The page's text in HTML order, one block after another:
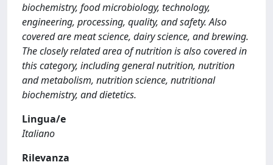
biochemistry, food microbiology, technology,
engineering, processing, quality, and safety. Also
covered are meat science, dairy science, and brewing.
The closely related area of nutrition is also covered in
this category, including general nutrition, nutrition
and metabolism, nutrition science, nutritional
biochemistry, and dietetics.
Lingua/e
Italiano
Rilevanza